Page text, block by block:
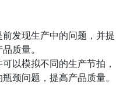
发现生产中的问题，并提
质量。
以模拟不同的生产节拍，
颈问题，提高产品质量。